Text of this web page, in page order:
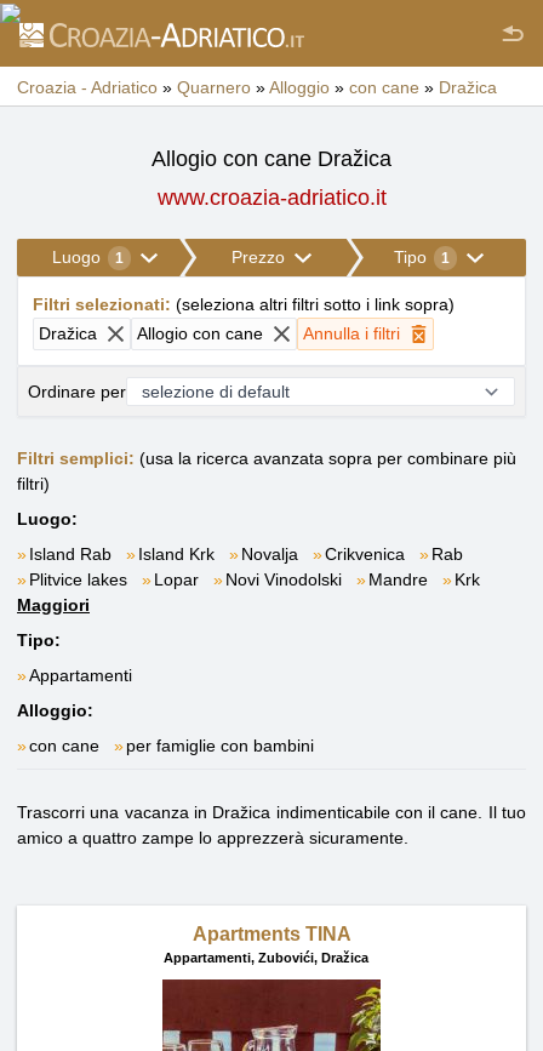
Croazia - Adriatico » Quarnero »Alloggio » con cane » Dražica
Allogio con cane Dražica
www.croazia-adriatico.it
Luogo 1 Prezzo Tipo 1
Filtri selezionati: (seleziona altri filtri sotto i link sopra)
Dražica
Allogio con cane Annulla i filtri
Ordinare per
Filtri semplici: (usa la ricerca avanzata sopra per combinare più
filtri)
Luogo:
Island Rab
Island Krk Novalja Crikvenica
Rab
Plitvice lakes
Lopar Novi Vinodolski Mandre
Krk
Maggiori
Tipo:
Appartamenti
Alloggio:
con cane
per famiglie con bambini
Trascorri una vacanza in Dražica indimenticabile con il cane. Il tuo
amico a quattro zampe lo apprezzerà sicuramente.
Apartments TINA
Appartamenti, Zubovići, Dražica